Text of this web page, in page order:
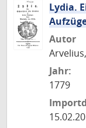
Lydia.
Autor
Jahr:
1779